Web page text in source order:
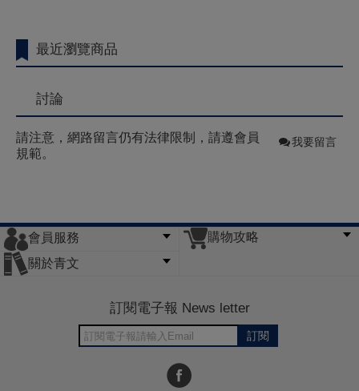
最近瀏覽商品
討論
請注意，網路留言仍有法律限制，請遵會員
規範。
我要留言
會員服務
會員辦法
客服信箱
隱私條款
網站導覽
購物攻略
關於青文
訂閱電子報 News letter
訂閱